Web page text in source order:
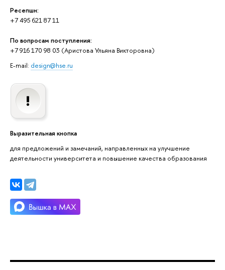
Ресепшн:
+7 495 621 87 11
По вопросам поступления:
+7 916 170 98 03 (Аристова Ульяна Викторовна)
E-mail: design@hse.ru
Выразительная кнопка
для предложений и замечаний, направленных на улучшение
деятельности университета и повышение качества образования